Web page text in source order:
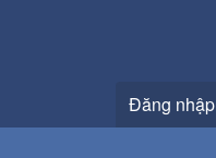
Đăng nhập